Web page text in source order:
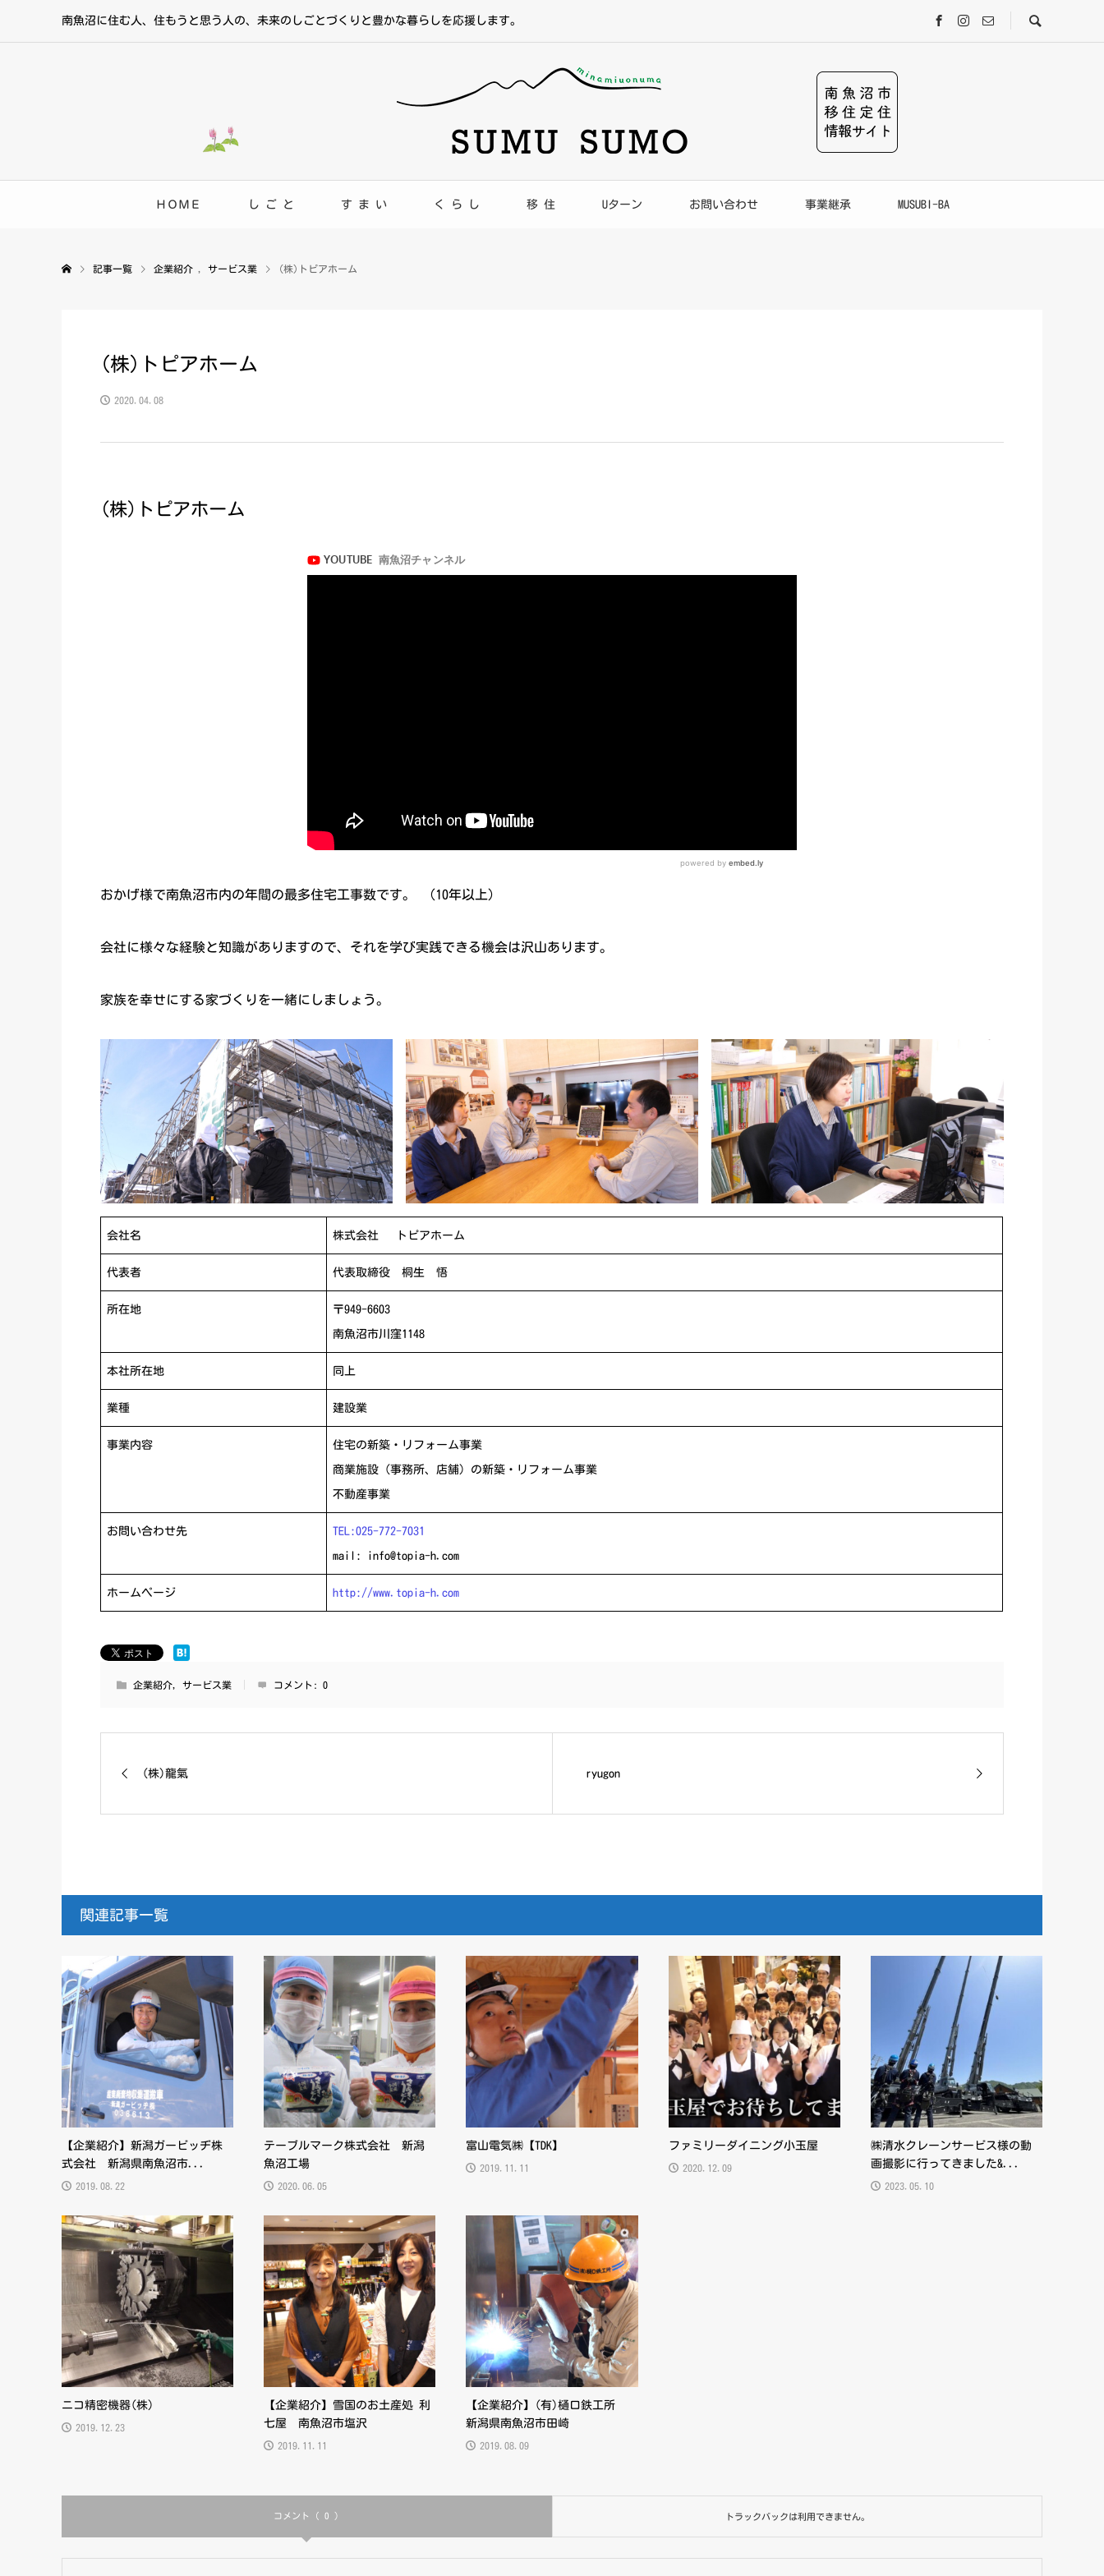
南魚沼に住む人、住もうと思う人の、未来のしごとづくりと豊かな暮らしを応援します。
ＨＯＭＥ し ご と す ま い く ら し 移 住 Uターン お問い合わせ 事業継承 MUSUBI-BA
記事一覧 企業紹介 サービス業 (株)トピアホーム
(株)トピアホーム
2020.04.08
(株)トピアホーム
おかげ様で南魚沼市内の年間の最多住宅工事数です。 （10年以上）
会社に様々な経験と知識がありますので、それを学び実践できる機会は沢山あります。
家族を幸せにする家づくりを一緒にしましょう。
会社名 株式会社 トピアホーム
代表者 代表取締役 桐生 悟
所在地 〒949-6603
南魚沼市川窪1148
本社所在地 同上
業種 建設業
事業内容 住宅の新築・リフォーム事業
商業施設（事務所、店舗）の新築・リフォーム事業
不動産事業
お問い合わせ先 TEL:025-772-7031
mail: info@topia-h.com
ホームページ http://www.topia-h.com
企業紹介 ,サービス業 コメント:0
(株)龍氣 ryugon
関連記事一覧
【企業紹介】新潟ガービッヂ株
式会社 新潟県南魚沼市...
2019.08.22
テーブルマーク株式会社 新潟
魚沼工場
2020.06.05
富山電気㈱【TDK】
2019.11.11
ファミリーダイニング小玉屋
2020.12.09
㈱清水クレーンサービス様の動
画撮影に行ってきました&...
2023.05.10
ニコ精密機器(株)
2019.12.23
【企業紹介】雪国のお土産処 利
七屋 南魚沼市塩沢
2019.11.11
【企業紹介】(有)樋口鉄工所
新潟県南魚沼市田崎
2019.08.09
コメント ( 0 ) トラックバックは利用できません。